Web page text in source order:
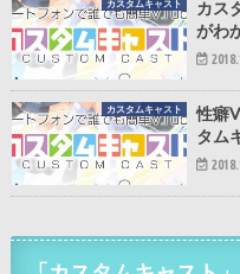
カスタムキャスト
カス
がわ
カスタムキャスト
性癖
タム